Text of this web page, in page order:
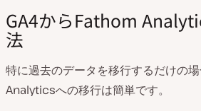
GA4からFathom
法
特に過去のデータを移行するだけの
Analyticsへの移行は簡単です。